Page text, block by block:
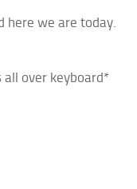
here we are today.
all over keyboard*